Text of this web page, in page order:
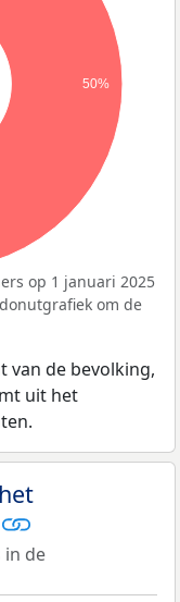
50%
op 1 januari 2025
om de
van de bevolking,
uit het
in de